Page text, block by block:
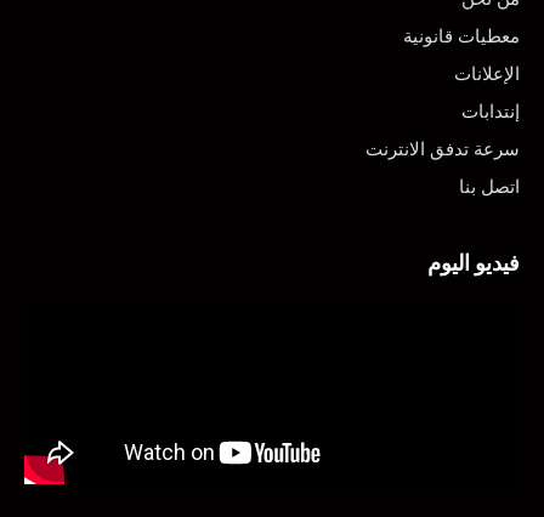
معطيات قانونية
الإعلانات
إنتدابات
سرعة تدفق الانترنت
اتصل بنا
فيديو اليوم